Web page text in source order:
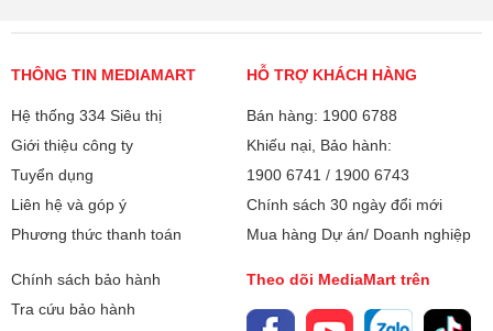
THÔNG TIN MEDIAMART
Hệ thống 334 Siêu thị
Giới thiệu công ty
Tuyển dụng
Liên hệ và góp ý
Phương thức thanh toán
HỖ TRỢ KHÁCH HÀNG
Bán hàng: 1900 6788
Khiếu nại, Bảo hành:
1900 6741 / 1900 6743
Chính sách 30 ngày đổi mới
Mua hàng Dự án/ Doanh nghiệp
Chính sách bảo hành
Tra cứu bảo hành
Theo dõi MediaMart trên